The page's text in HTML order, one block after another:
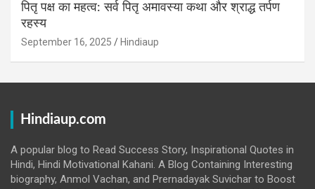
पितृ पक्ष का महत्व: सर्व पितृ अमावस्या कथा और श्राद्ध तर्पण
रहस्य
September 16, 2025 Hindiaup
Hindiaup.com
A popular blog to Read Success Story, Inspirational Quotes in
Hindi, Hindi Motivational Kahani. A Blog Containing Interesting
biography, Anmol Vachan, and Prernadayak Suvichar to Boost